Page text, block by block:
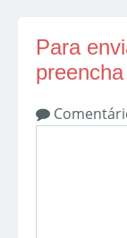
Para